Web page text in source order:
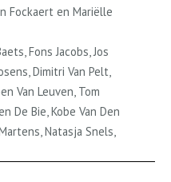
Fockaert en Mariëlle
Fons Jacobs, Jos
Dimitri Van Pelt,
Van Leuven, Tom
De Bie, Kobe Van Den
Natasja Snels,